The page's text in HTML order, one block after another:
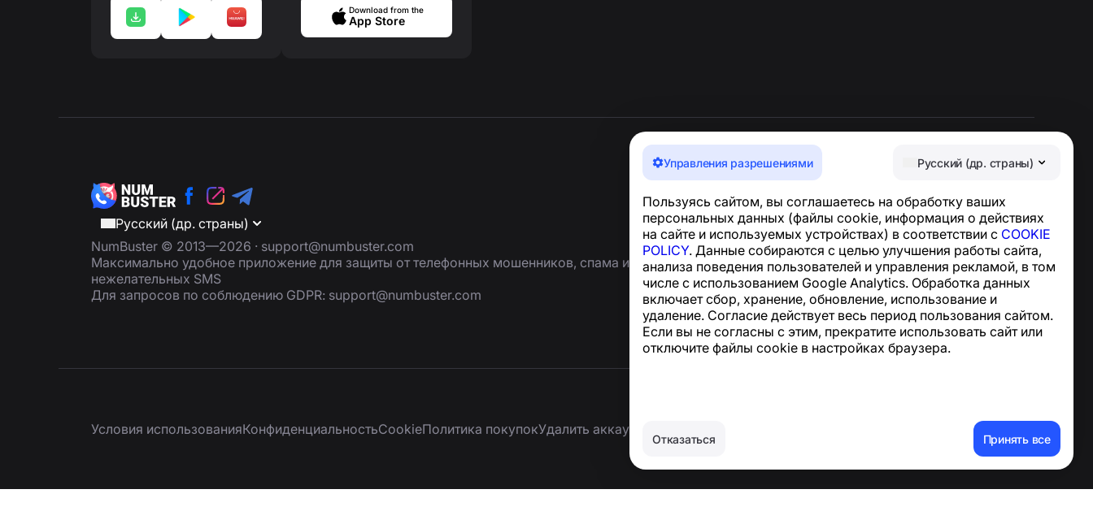
Управления разрешениями Русский (др. страны)
Пользуясь сайтом, вы соглашаетесь на обработку ваших
персональных данных (файлы cookie, информация о действиях
на сайте и используемых устройствах) в соответствии с COOKIE
POLICY. Данные собираются с целью улучшения работы сайта,
анализа поведения пользователей и управления рекламой, в том
числе с использованием Google Analytics. Обработка данных
включает сбор, хранение, обновление, использование и
удаление. Согласие действует весь период пользования сайтом.
Если вы не согласны с этим, прекратите использовать сайт или
отключите файлы cookie в настройках браузера.
Отказаться Принять все
Download from the
App Store
Русский (др. страны)
NumBuster © 2013—2026 · support@numbuster.com
Максимально удобное приложение для защиты от телефонных мошенников, спама и
нежелательных SMS
Для запросов по соблюдению GDPR: support@numbuster.com
Новости и статьи
О проекте
Контакты
Условия использованияКонфиденциальностьСookieПолитика покупокУдалить аккаунт и персональные данные